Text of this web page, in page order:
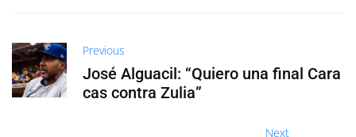
Previous
José Alguacil: “Quiero una final Cara
cas contra Zulia”
Next